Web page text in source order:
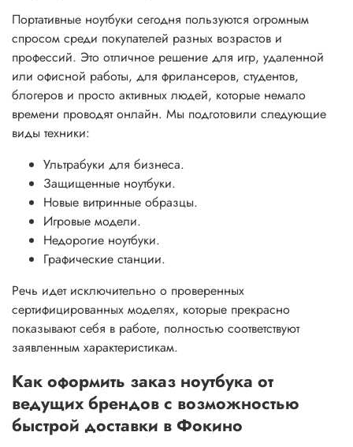
Портативные ноутбуки сегодня пользуются огромным
спросом среди покупателей разных возрастов и
профессий. Это отличное решение для игр, удаленной
или офисной работы, для фрилансеров, студентов,
блогеров и просто активных людей, которые немало
времени проводят онлайн. Мы подготовили следующие
виды техники:
Ультрабуки для бизнеса.
Защищенные ноутбуки.
Новые витринные образцы.
Игровые модели.
Недорогие ноутбуки.
Графические станции.
Речь идет исключительно о проверенных
сертифицированных моделях, которые прекрасно
показывают себя в работе, полностью соответствуют
заявленным характеристикам.
Как оформить заказ ноутбука от
ведущих брендов с возможностью
быстрой доставки в Фокино